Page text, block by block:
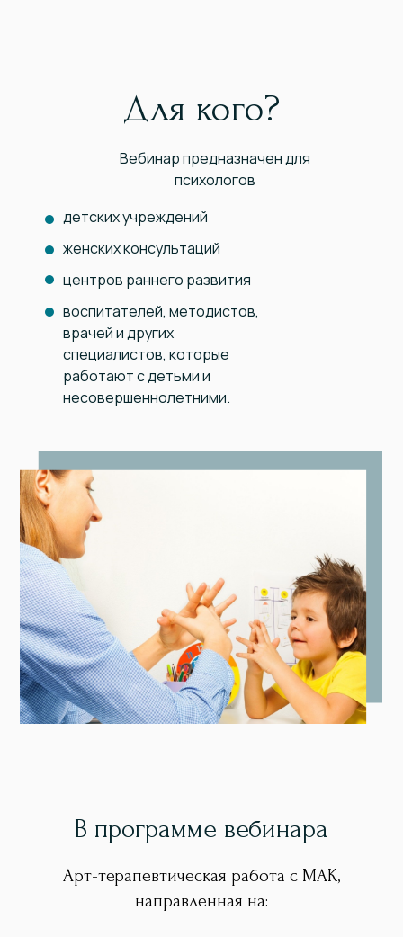
Для кого?
Вебинар предназначен для
психологов
детских учреждений
женских консультаций
центров раннего развития
воспитателей, методистов,
врачей и других
специалистов, которые
работают с детьми и
несовершеннолетними.
В программе вебинара
Арт-терапевтическая работа с МАК,
направленная на: